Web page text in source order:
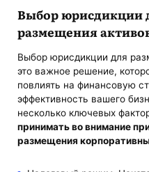
Выбор юрисдикции
размещения
Выбор юрисдикции для
это важное решение,
повлиять на финансовую
эффективность вашего
несколько ключевых
принимать во внимание
размещения